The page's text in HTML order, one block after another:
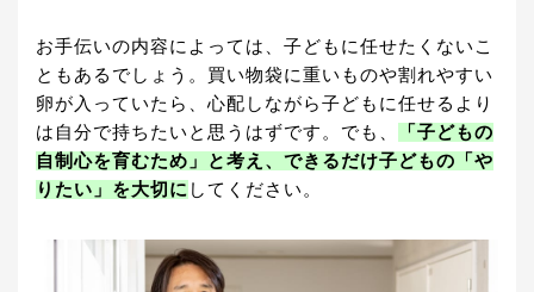
お手伝いの内容によっては、子どもに任せたくないこ
ともあるでしょう。買い物袋に重いものや割れやすい
卵が入っていたら、心配しながら子どもに任せるより
は自分で持ちたいと思うはずです。でも、
「子どもの
自制心を育むため」と考え、できるだけ子どもの「や
りたい」を大切に してください。